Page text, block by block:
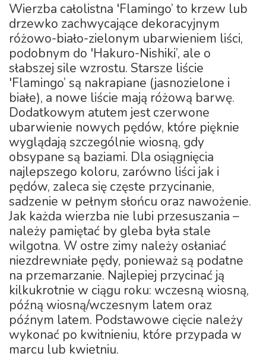
Wierzba całolistna 'Flamingo’ to krzew lub
drzewko zachwycające dekoracyjnym
różowo-biało-zielonym ubarwieniem liści,
podobnym do 'Hakuro-Nishiki’, ale o
słabszej sile wzrostu. Starsze liście
'Flamingo’ są nakrapiane (jasnozielone i
białe), a nowe liście mają różową barwę.
Dodatkowym atutem jest czerwone
ubarwienie nowych pędów, które pięknie
wyglądają szczególnie wiosną, gdy
obsypane są baziami. Dla osiągnięcia
najlepszego koloru, zarówno liści jak i
pędów, zaleca się częste przycinanie,
sadzenie w pełnym słońcu oraz nawożenie.
Jak każda wierzba nie lubi przesuszania –
należy pamiętać by gleba była stale
wilgotna. W ostre zimy należy osłaniać
niezdrewniałe pędy, ponieważ są podatne
na przemarzanie. Najlepiej przycinać ją
kilkukrotnie w ciągu roku: wczesną wiosną,
późną wiosną/wczesnym latem oraz
późnym latem. Podstawowe cięcie należy
wykonać po kwitnieniu, które przypada w
marcu lub kwietniu.